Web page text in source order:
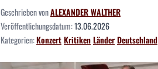
Geschrieben vonALEXANDER WALTHER
Veröffentlichungsdatum:13.06.2026
Kategorien:KonzertKritikenLänderDeutschland